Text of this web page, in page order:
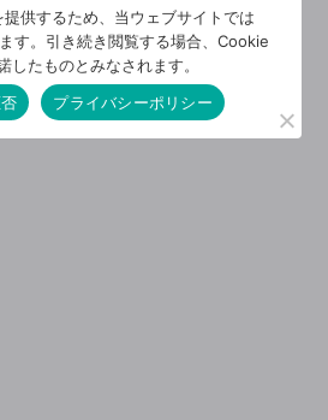
供するため、当ウェブサイトでは
す。引き続き閲覧する場合、Cookie
したものとみなされます。
プライバシーポリシー